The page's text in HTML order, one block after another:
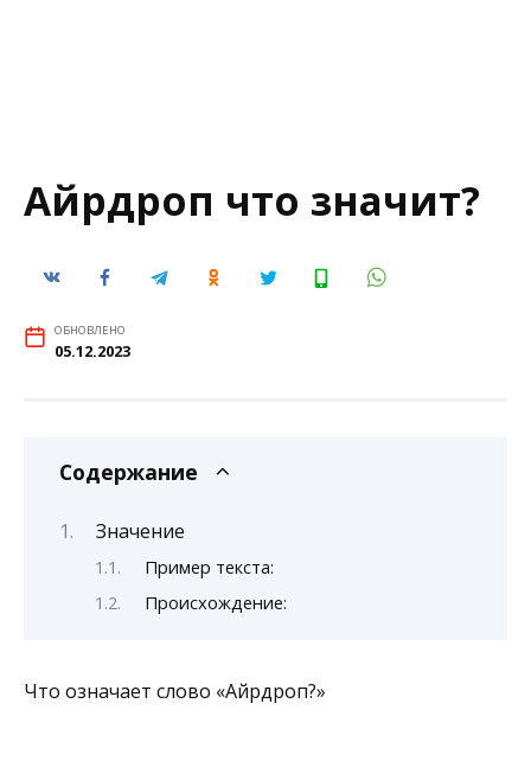
Айрдроп что значит?
ОБНОВЛЕНО
05.12.2023
Содержание
Значение
Пример текста:
Происхождение:
Что означает слово «Айрдроп?»